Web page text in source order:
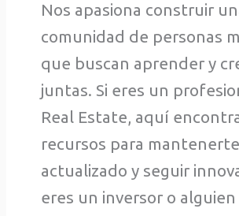
Nos apasiona construir
comunidad de personas
que buscan aprender y
juntas. Si eres un
Real Estate, aquí
recursos para mantenerte
actualizado y seguir
eres un inversor o alguien